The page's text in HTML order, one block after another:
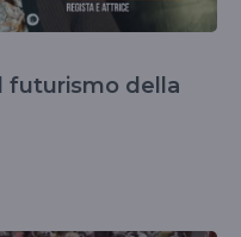
futurismo della